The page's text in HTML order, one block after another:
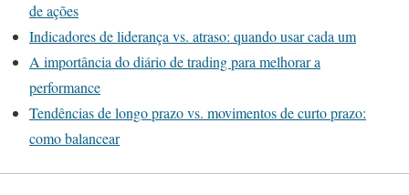
de ações
Indicadores de liderança vs. atraso: quando usar cada um
A importância do diário de trading para melhorar a
performance
Tendências de longo prazo vs. movimentos de curto prazo:
como balancear